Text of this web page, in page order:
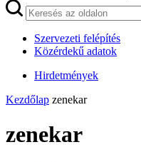
Szervezeti felépítés
Közérdekű adatok
Hirdetmények
Kezdőlap zenekar
zenekar